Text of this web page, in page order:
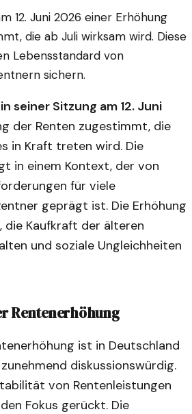
12. Juni 2026 einer Erhöhung
die ab Juli wirksam wird. Diese
Lebensstandard von
sichern.
seiner Sitzung am 12. Juni
der Renten zugestimmt, die
in Kraft treten wird. Die
in einem Kontext, der von
für viele
geprägt ist. Die Erhöhung
die Kaufkraft der älteren
und soziale Ungleichheiten
Rentenerhöhung
ist in Deutschland
diskussionswürdig.
von Rentenleistungen
Fokus gerückt. Die